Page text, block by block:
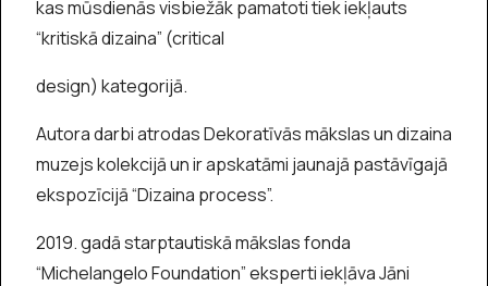
kas mūsdienās visbiežāk pamatoti tiek iekļauts
“kritiskā dizaina” (critical
design) kategorijā.
Autora darbi atrodas Dekoratīvās mākslas un dizaina
muzejs kolekcijā un ir apskatāmi jaunajā pastāvīgajā
ekspozīcijā “Dizaina process”.
2019. gadā starptautiskā mākslas fonda
“Michelangelo Foundation” eksperti iekļāva Jāni